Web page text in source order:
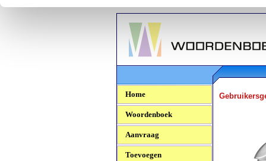
Woordenboek.NU
Home
Woordenboek
Aanvraag
Toevoegen